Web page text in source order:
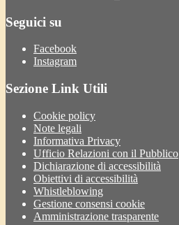
Seguici su
Facebook
Instagram
Sezione Link Utili
Cookie policy
Note legali
Informativa Privacy
Ufficio Relazioni con il Pubblico
Dichiarazione di accessibilità
Obiettivi di accessibilità
Whistleblowing
Gestione consensi cookie
Amministrazione trasparente